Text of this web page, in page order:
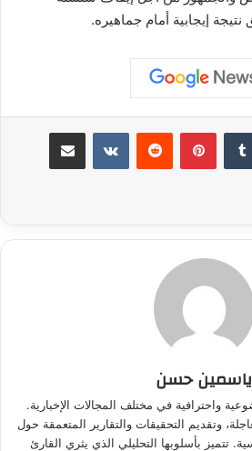
إيجابية أمام جماهيره.
بينتيريست مشاركة عبر البريد
ياسمين حسن
واحترافية في مختلف المجالات الإخبارية.
وتقديم التحقيقات والتقارير المتعمقة حول
تتميز بأسلوبها التحليلي الذي يثري القارئ